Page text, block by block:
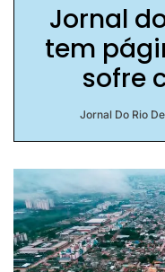
Jornal
tem
sofre
Jornal Do Rio